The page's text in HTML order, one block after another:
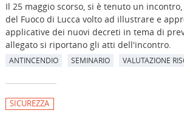
Il 25 maggio scorso, si è tenuto un
del Fuoco di Lucca volto ad illustrare e
applicative dei nuovi decreti in tema di
allegato si riportano gli atti dell'incontro.
ANTINCENDIO SEMINARIO VALUTAZIONE
SICUREZZA